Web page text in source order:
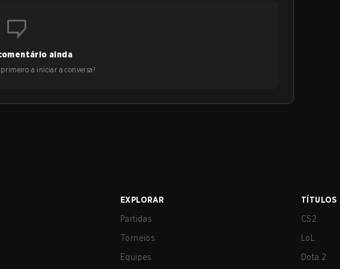
ainda
a iniciar a conversa!
EXPLORAR
Partidas
Torneios
Equipes
TÍTULOS
CS2
LoL
Dota 2